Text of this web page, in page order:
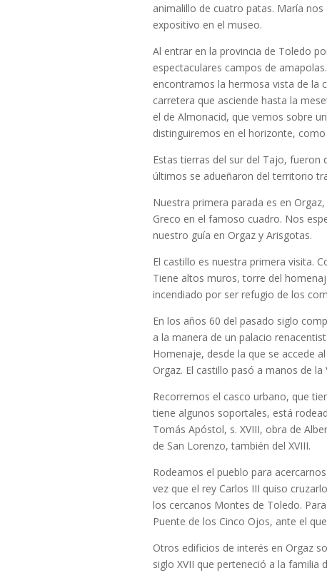
animalillo de cuatro patas. María
expositivo en el museo.
Al entrar en la provincia de Toledo
espectaculares campos de
encontramos la hermosa vista de la
carretera que asciende hasta la
el de Almonacid, que vemos sobre
distinguiremos en el horizonte,
Estas tierras del sur del Tajo,
últimos se adueñaron del territorio
Nuestra primera parada es en
Greco en el famoso cuadro. Nos
nuestro guía en Orgaz y Arisgotas.
El castillo es nuestra primera visita.
Tiene altos muros, torre del
incendiado por ser refugio de los
En los años 60 del pasado siglo
a la manera de un palacio
Homenaje, desde la que se accede
Orgaz. El castillo pasó a manos de
Recorremos el casco urbano, que
tiene algunos soportales, está
Tomás Apóstol, s. XVIII, obra de
de San Lorenzo, también del XVIII.
Rodeamos el pueblo para
vez que el rey Carlos III quiso
los cercanos Montes de Toledo.
Puente de los Cinco Ojos, ante el
Otros edificios de interés en Orgaz
siglo XVII que perteneció a la familia